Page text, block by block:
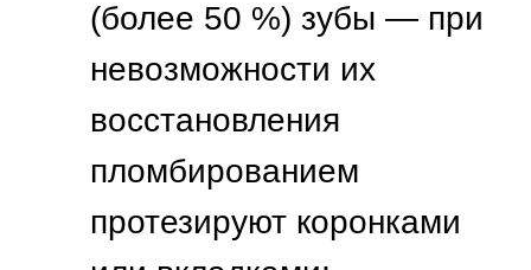
Также обычно проводят
ортогнатические
прикуса);
подготовка к
проведение профгигиены